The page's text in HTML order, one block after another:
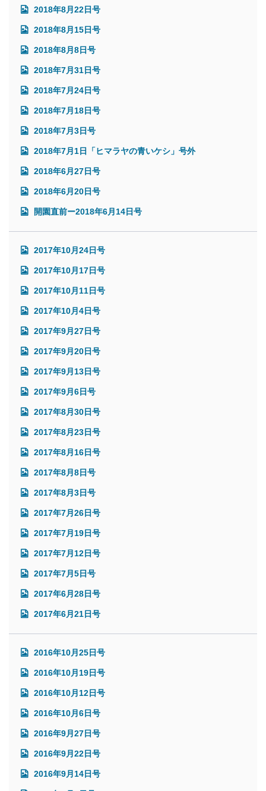
2018年8月22日号
2018年8月15日号
2018年8月8日号
2018年7月31日号
2018年7月24日号
2018年7月18日号
2018年7月3日号
2018年7月1日「ヒマラヤの青いケシ」号外
2018年6月27日号
2018年6月20日号
開園直前ー2018年6月14日号
2017年10月24日号
2017年10月17日号
2017年10月11日号
2017年10月4日号
2017年9月27日号
2017年9月20日号
2017年9月13日号
2017年9月6日号
2017年8月30日号
2017年8月23日号
2017年8月16日号
2017年8月8日号
2017年8月3日号
2017年7月26日号
2017年7月19日号
2017年7月12日号
2017年7月5日号
2017年6月28日号
2017年6月21日号
2016年10月25日号
2016年10月19日号
2016年10月12日号
2016年10月6日号
2016年9月27日号
2016年9月22日号
2016年9月14日号